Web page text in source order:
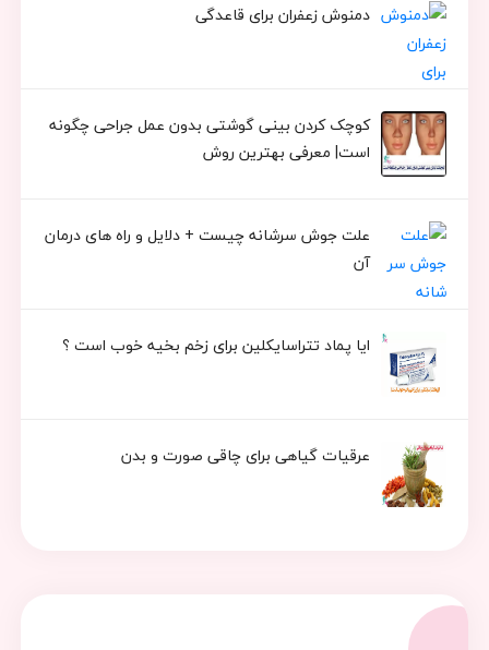
دمنوش زعفران برای قاعدگی
کوچک کردن بینی گوشتی بدون عمل جراحی چگونه
است| معرفی بهترین روش
علت جوش سرشانه چیست + دلایل و راه های درمان
آن
ایا پماد تتراسایکلین برای زخم بخیه خوب است ؟
عرقیات گیاهی برای چاقی صورت و بدن